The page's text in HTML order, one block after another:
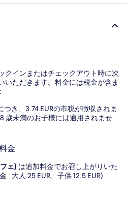
クインまたはチェックアウト時に次
いただきます。料金には税金が含ま
つき、3.74 EURの市税が徴収されま
歳未満のお子様には適用されませ
金
ェ) は追加料金でお召し上がりいた
: 大人 25 EUR、子供 12.5 EUR)